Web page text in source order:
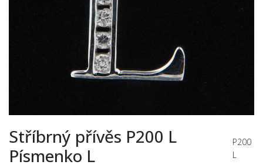
Stříbrný přívěs P200 L
Písmenko L
P200
L